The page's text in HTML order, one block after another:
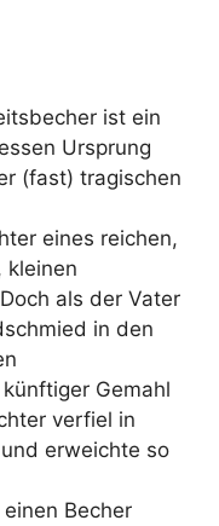
ist ein
Ursprung
(fast) tragischen
eines reichen,
kleinen
als der Vater
in den
Gemahl
verfiel in
erweichte so
Becher